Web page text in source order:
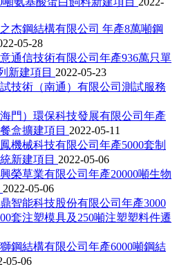
杰鋼結構有限公司 年產8萬噸鋼
05-28
通信技術有限公司年產936萬只單
新建項目 2022-05-23
技術（南通）有限公司測試服務
門）環保科技發展有限公司年產
盒擴建項目 2022-05-11
機械科技有限公司年產5000套制
新建項目 2022-05-06
榮草業有限公司年產20000噸生物
2022-05-06
智能科技股份有限公司年產3000
套注塑模具及250噸注塑塑料件遷
鋼結構有限公司年產6000噸鋼結
05-06